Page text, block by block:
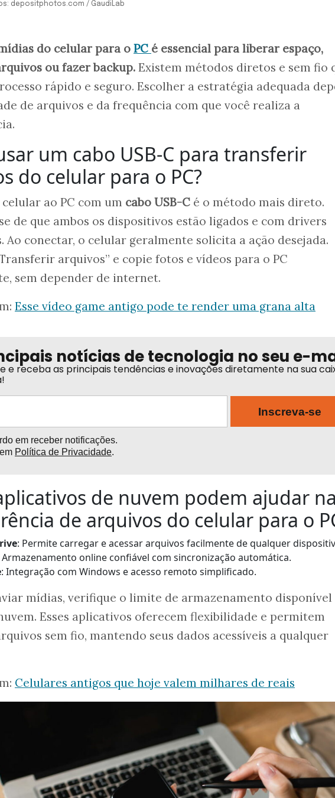
depositphotos.com / GaudiLab
do celular para o PC é essencial para liberar espaço,
ou fazer backup. Existem métodos diretos e sem fio
rápido e seguro. Escolher a estratégia adequada
de arquivos e da frequência com que você realiza a
um cabo USB-C para transferir
do celular para o PC?
ao PC com um cabo USB-C é o método mais direto.
de que ambos os dispositivos estão ligados e com drivers
Ao conectar, o celular geralmente solicita a ação desejada.
arquivos” e copie fotos e vídeos para o PC
sem depender de internet.
Esse vídeo game antigo pode te render uma grana alta
notícias de tecnologia no seu e-
e receba as principais tendências e inovações diretamente na sua
em receber notificações.
Política de Privacidade.
Inscreva-se
de nuvem podem ajudar na
de arquivos do celular para o
: Permite carregar e acessar arquivos facilmente de qualquer
Armazenamento online confiável com sincronização automática.
: Integração com Windows e acesso remoto simplificado.
mídias, verifique o limite de armazenamento disponível
Esses aplicativos oferecem flexibilidade e permitem
sem fio, mantendo seus dados acessíveis a qualquer
Celulares antigos que hoje valem milhares de reais